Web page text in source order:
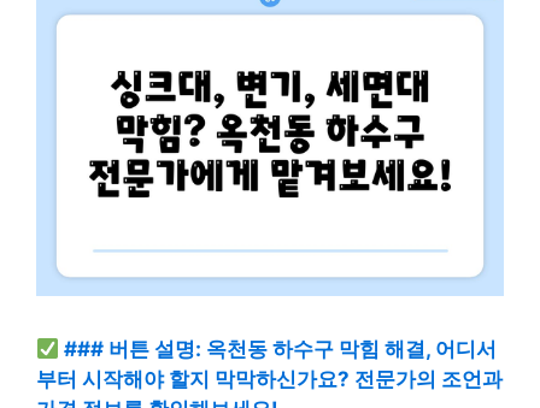
### 버튼 설명: 옥천동 하수구 막힘 해결, 어디서
부터 시작해야 할지 막막하신가요? 전문가의 조언과